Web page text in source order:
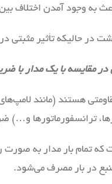
به وجود آمدن اختلاف
در حالیکه تأثیر مثبتی
مقایسه با یک مدار با
ترانسفورماتورها
تمام بار مدار به صورت
در بار مصرف می‌شود.